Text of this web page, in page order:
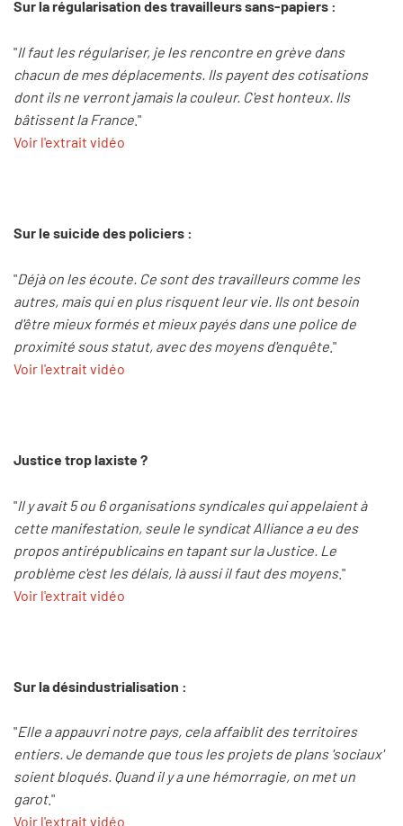
Sur la régularisation des travailleurs sans-papiers :
"Il faut les régulariser, je les rencontre en grève dans
chacun de mes déplacements. Ils payent des cotisations
dont ils ne verront jamais la couleur. C'est honteux. Ils
bâtissent la France ."
Voir l'extrait vidéo
Sur le suicide des policiers :
"Déjà on les écoute. Ce sont des travailleurs comme les
autres, mais qui en plus risquent leur vie. Ils ont besoin
d'être mieux formés et mieux payés dans une police de
proximité sous statut, avec des moyens d'enquête ."
Voir l'extrait vidéo
Justice trop laxiste ?
"Il y avait 5 ou 6 organisations syndicales qui appelaient à
cette manifestation, seule le syndicat Alliance a eu des
propos antirépublicains en tapant sur la Justice. Le
problème c'est les délais, là aussi il faut des moyens."
Voir l'extrait vidéo
Sur la désindustrialisation :
"Elle a appauvri notre pays, cela affaiblit des territoires
entiers. Je demande que tous les projets de plans 'sociaux'
soient bloqués. Quand il y a une hémorragie, on met un
garot."
Voir l'extrait vidéo